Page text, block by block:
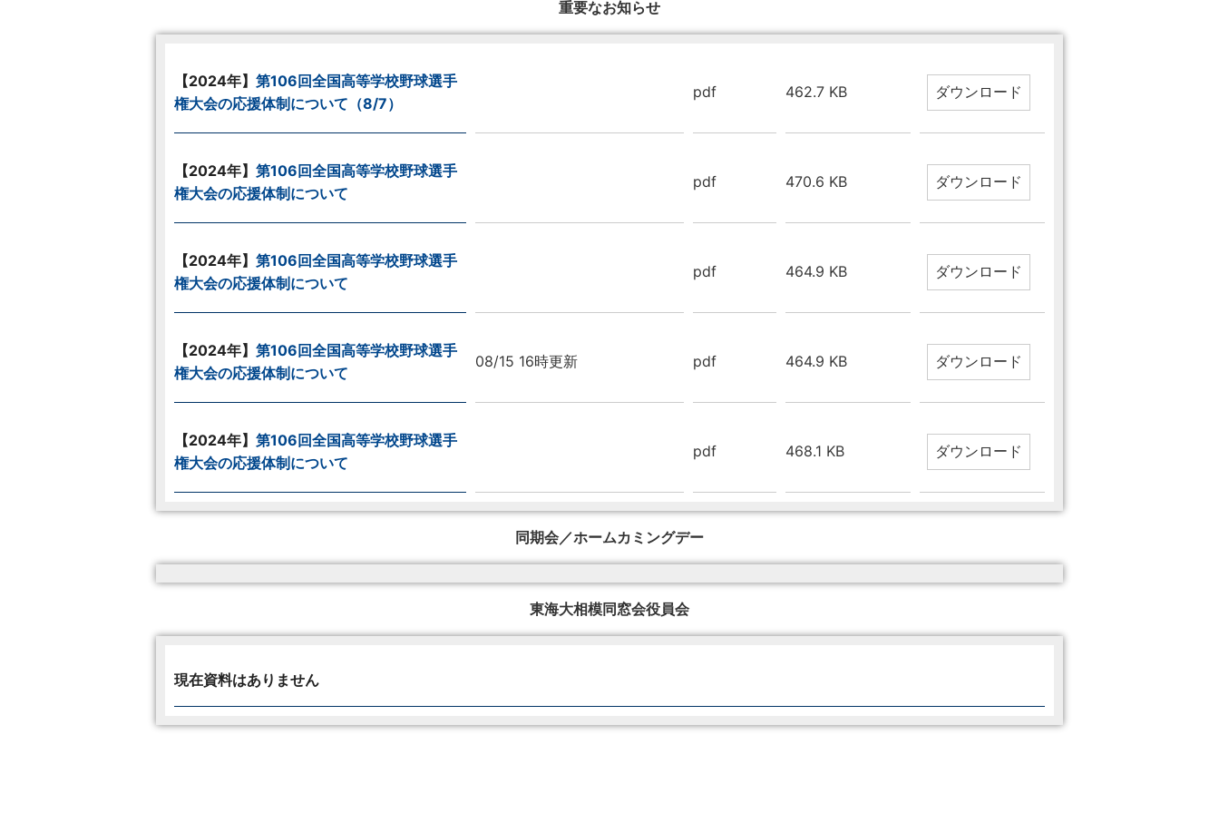
重要なお知らせ
【2024年】 第106回全国高等学校野球選手
権大会の応援体制について（8/7）
pdf 462.7 KB
【2024年】 第106回全国高等学校野球選手
権大会の応援体制について
pdf 470.6 KB
【2024年】 第106回全国高等学校野球選手
権大会の応援体制について
pdf 464.9 KB
【2024年】 第106回全国高等学校野球選手
権大会の応援体制について
08/15 16時更新 pdf 464.9 KB
【2024年】 第106回全国高等学校野球選手
権大会の応援体制について
pdf 468.1 KB
同期会／ホームカミングデー
東海大相模同窓会役員会
現在資料はありません